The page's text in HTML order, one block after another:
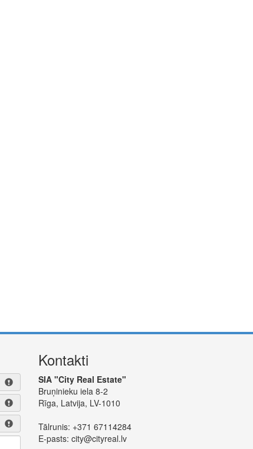
Kontakti
SIA "City Real Estate"
Bruņinieku iela 8-2
Rīga, Latvija, LV-1010
Tālrunis: +371 67114284
E-pasts: city@cityreal.lv